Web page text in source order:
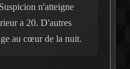
n'atteigne
a 20. D'autres
au cœur de la nuit.